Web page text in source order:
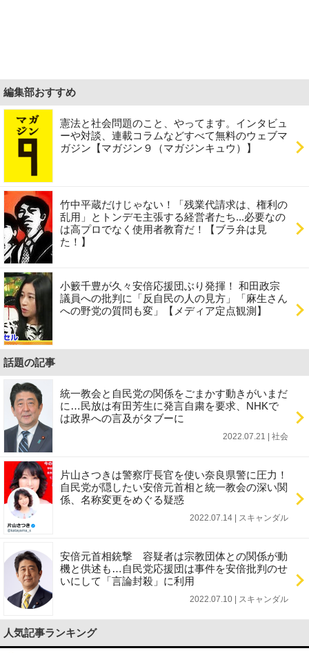
編集部おすすめ
憲法と社会問題のこと、やってます。インタビュ
ーや対談、連載コラムなどすべて無料のウェブマ
ガジン【マガジン９（マガジンキュウ）】
竹中平蔵だけじゃない！「残業代請求は、権利の
乱用」とトンデモ主張する経営者たち...必要なの
は高プロでなく使用者教育だ！【ブラ弁は見
た！】
小籔千豊が久々安倍応援団ぶり発揮！ 和田政宗
議員への批判に「反自民の人の見方」「麻生さん
への野党の質問も変」【メディア定点観測】
話題の記事
統一教会と自民党の関係をごまかす動きがいまだ
に…民放は有田芳生に発言自粛を要求、NHKで
は政界への言及がタブーに
2022.07.21 | 社会
片山さつきは警察庁長官を使い奈良県警に圧力！
自民党が隠したい安倍元首相と統一教会の深い関
係、名称変更をめぐる疑惑
2022.07.14 | スキャンダル
安倍元首相銃撃 容疑者は宗教団体との関係が動
機と供述も…自民党応援団は事件を安倍批判のせ
いにして「言論封殺」に利用
2022.07.10 | スキャンダル
人気記事ランキング